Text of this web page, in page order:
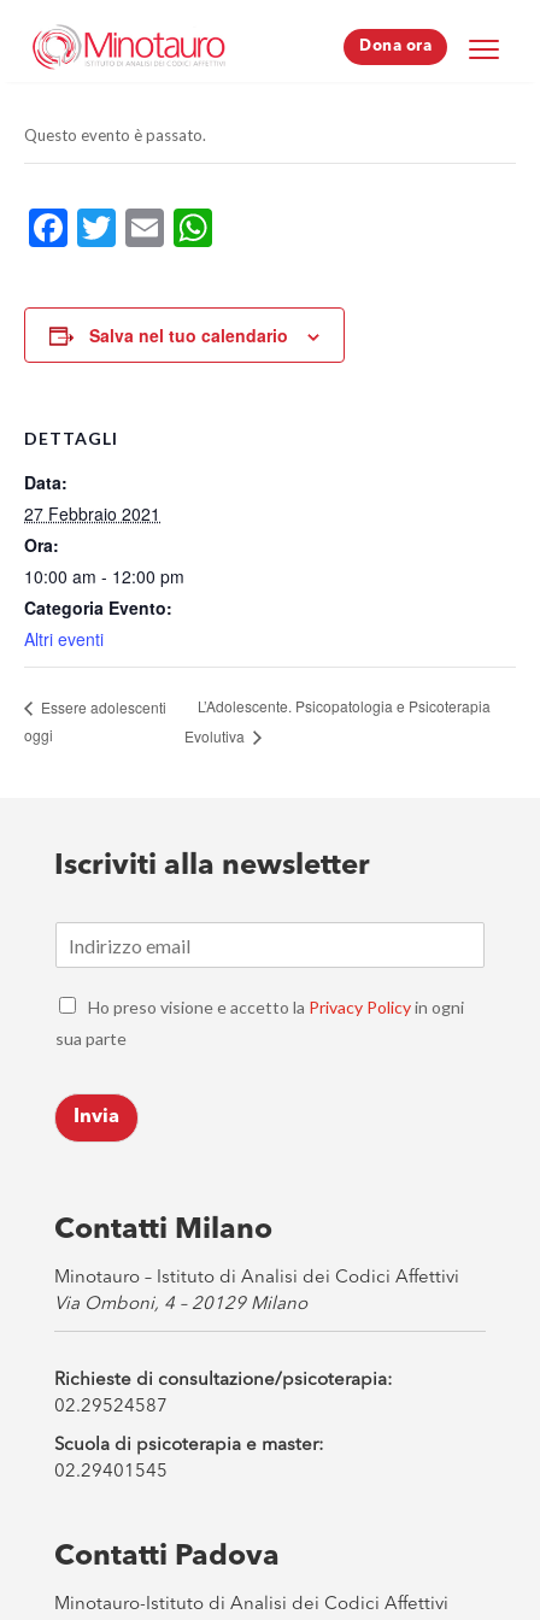
Dona ora
Dona ora
Questo evento è passato.
Facebook
Twitter
Email
Salva nel tuo calendario
DETTAGLI
Data:
27 Febbraio 2021
Ora:
10:00 am - 12:00 pm
Categoria Evento:
Altri eventi
Essere adolescenti
oggi
L’Adolescente. Psicopatologia e Psicoterapia
Evolutiva
Iscriviti alla newsletter
m
*
C
e
k
b
o
s
*
Ho preso visione e accetto la Privacy Policyin ogni
sua parte
Invia
Contatti Milano
Minotauro – Istituto di Analisi dei Codici Affettivi
Via Omboni, 4 – 20129 Milano
Richieste di consultazione/psicoterapia:
02.29524587
Scuola di psicoterapia e master:
02.29401545
Contatti Padova
Minotauro-Istituto di Analisi dei Codici Affettivi